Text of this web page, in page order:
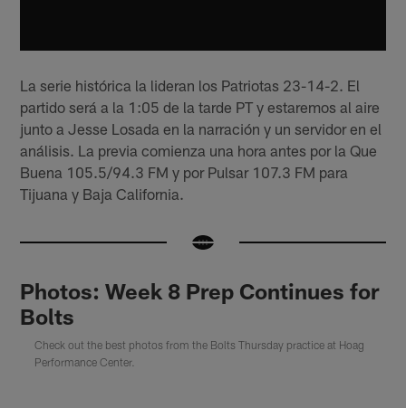
La serie histórica la lideran los Patriotas 23-14-2. El
partido será a la 1:05 de la tarde PT y estaremos al aire
junto a Jesse Losada en la narración y un servidor en el
análisis. La previa comienza una hora antes por la Que
Buena 105.5/94.3 FM y por Pulsar 107.3 FM para
Tijuana y Baja California.
Photos: Week 8 Prep Continues for
Bolts
Check out the best photos from the Bolts Thursday practice at Hoag
Performance Center.